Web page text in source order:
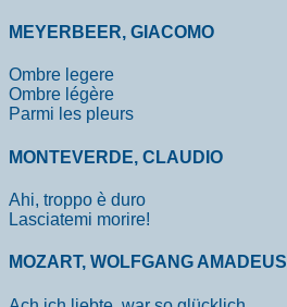
MEYERBEER, GIACOMO
Ombre legere
Ombre légère
Parmi les pleurs
MONTEVERDE, CLAUDIO
Ahi, troppo è duro
Lasciatemi morire!
MOZART, WOLFGANG AMADEUS